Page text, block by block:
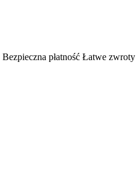
Bezpieczna płatność Łatwe zwroty